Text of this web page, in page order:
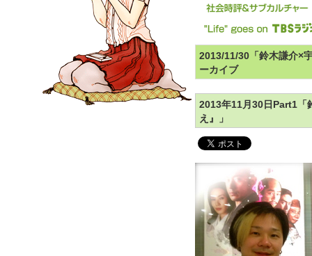
2013/11/30「鈴木謙介×
ーカイブ
2013年11月30日Part1「
え』」